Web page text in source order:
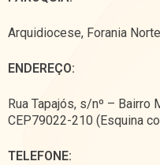
Arquidiocese, Forania Norte
ENDEREÇO:
Rua Tapajós, s/nº – Bairro
CEP79022-210 (Esquina
TELEFONE: